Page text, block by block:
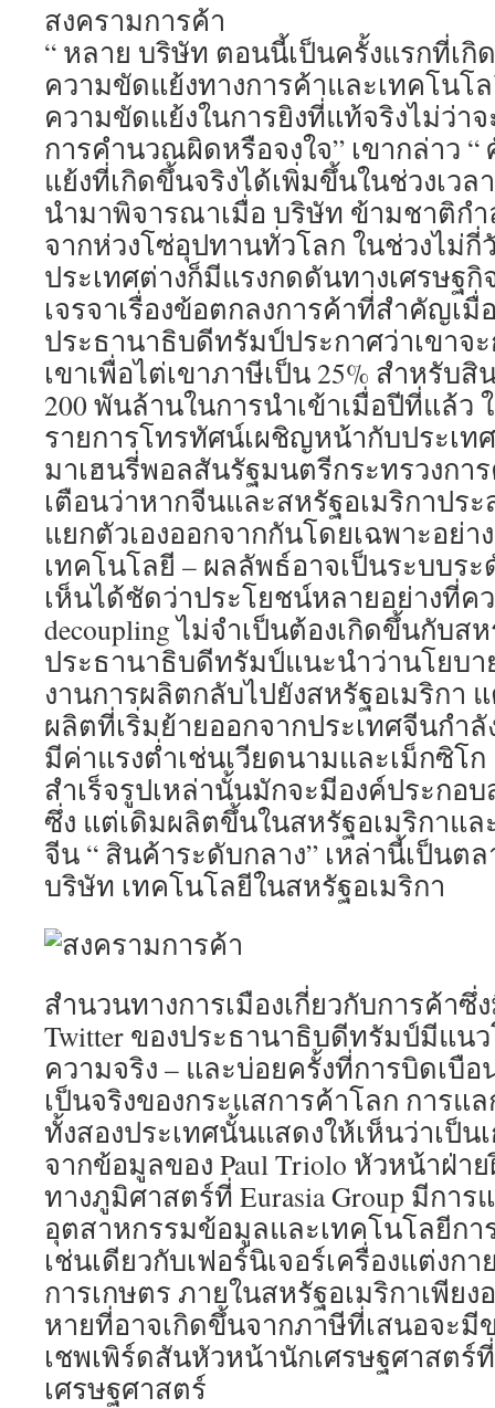
สงครามการค้า
“ หลาย บริษัท ตอนนี้เป็นครั้งแรกที่เ
ความขัดแย้งทางการค้าและเทคโนโ
ความขัดแย้งในการยิงที่แท้จริงไม่ว่า
การคำนวณผิดหรือจงใจ” เขากล่าว
แย้งที่เกิดขึ้นจริงได้เพิ่มขึ้นในช่วงเวล
นำมาพิจารณาเมื่อ บริษัท ข้ามชาติกำ
จากห่วงโซ่อุปทานทั่วโลก ในช่วงไม่
ประเทศต่างก็มีแรงกดดันทางเศรษฐกิ
เจรจาเรื่องข้อตกลงการค้าที่สำคัญเ
ประธานาธิบดีทรัมป์ประกาศว่าเขาจ
เขาเพื่อไต่เขาภาษีเป็น 25% สำหรับ
200 พันล้านในการนำเข้าเมื่อปีที่แล้ว
รายการโทรทัศน์เผชิญหน้ากับประเท
มาเฮนรี่พอลสันรัฐมนตรีกระทรวงกา
เตือนว่าหากจีนและสหรัฐอเมริกาปร
แยกตัวเองออกจากกันโดยเฉพาะอย่า
เทคโนโลยี – ผลลัพธ์อาจเป็นระบบร
เห็นได้ชัดว่าประโยชน์หลายอย่างที่ค
decoupling ไม่จำเป็นต้องเกิดขึ้นกับส
ประธานาธิบดีทรัมป์แนะนำว่านโยบา
งานการผลิตกลับไปยังสหรัฐอเมริกา
ผลิตที่เริ่มย้ายออกจากประเทศจีนกำ
มีค่าแรงต่ำเช่นเวียดนามและเม็กซิโ
สำเร็จรูปเหล่านั้นมักจะมีองค์ประกอ
ซึ่ง แต่เดิมผลิตขึ้นในสหรัฐอเมริกาแล
จีน “ สินค้าระดับกลาง” เหล่านี้เป็น
บริษัท เทคโนโลยีในสหรัฐอเมริกา
สำนวนทางการเมืองเกี่ยวกับการค้า
Twitter ของประธานาธิบดีทรัมป์มีแน
ความจริง – และบ่อยครั้งที่การบิดเบื
เป็นจริงของกระแสการค้าโลก การแ
ทั้งสองประเทศนั้นแสดงให้เห็นว่าเป็
จากข้อมูลของ Paul Triolo หัวหน้าฝ่า
ทางภูมิศาสตร์ที่ Eurasia Group มีกา
อุตสาหกรรมข้อมูลและเทคโนโลยีก
เช่นเดียวกับเฟอร์นิเจอร์เครื่องแต่ง
การเกษตร ภายในสหรัฐอเมริกาเพียง
หายที่อาจเกิดขึ้นจากภาษีที่เสนอจะ
เชพเพิร์ดสันหัวหน้านักเศรษฐศาสต
เศรษฐศาสตร์